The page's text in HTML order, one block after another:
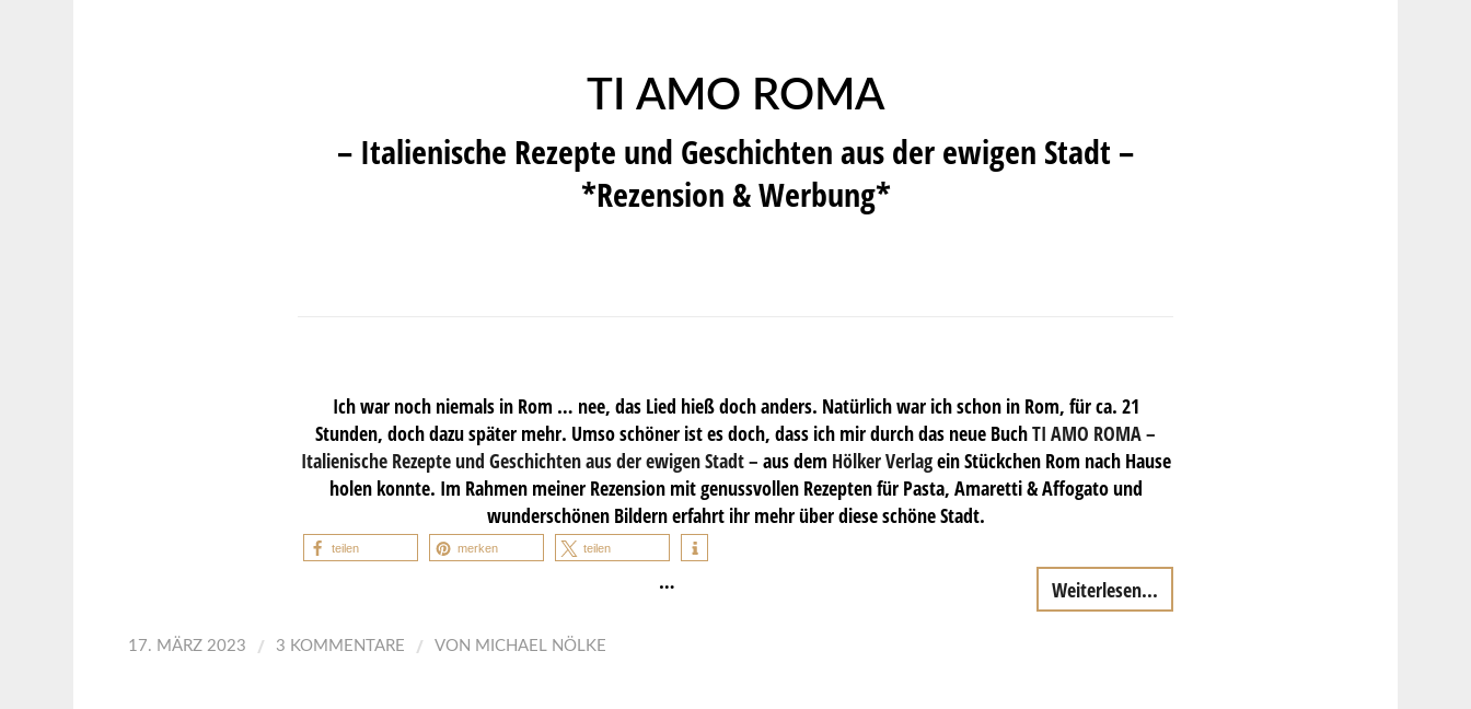
TI AMO ROMA
– Italienische Rezepte und Geschichten aus der ewigen Stadt –
*Rezension & Werbung*
Ich war noch niemals in Rom … nee, das Lied hieß doch anders. Natürlich war ich schon in Rom, für ca. 21
Stunden, doch dazu später mehr. Umso schöner ist es doch, dass ich mir durch das neue BuchTI AMO ROMA –
Italienische Rezepte und Geschichten aus der ewigen Stadt – aus dem Hölker Verlagein Stückchen Rom nach Hause
holen konnte. Im Rahmen meiner Rezension mit genussvollen Rezepten für Pasta, Amaretti & Affogato und
wunderschönen Bildern erfahrt ihr mehr über diese schöne Stadt.
teilen merken teilen
… Weiterlesen...
17. MÄRZ 2023 / 3 KOMMENTARE / VON MICHAEL NÖLKE